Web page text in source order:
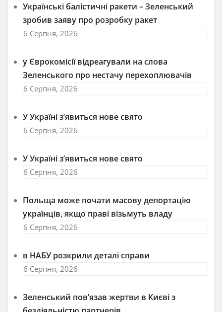
Українські балістичні ракети – Зеленський
зробив заяву про розробку ракет
6 Серпня, 2026
у Єврокомісії відреагували на слова
Зеленського про нестачу перехоплювачів
6 Серпня, 2026
У Україні з’явиться нове свято
6 Серпня, 2026
У Україні з’явиться нове свято
6 Серпня, 2026
Польща може почати масову депортацію
українців, якщо праві візьмуть владу
6 Серпня, 2026
в НАБУ розкрили деталі справи
6 Серпня, 2026
Зеленський пов’язав жертви в Києві з